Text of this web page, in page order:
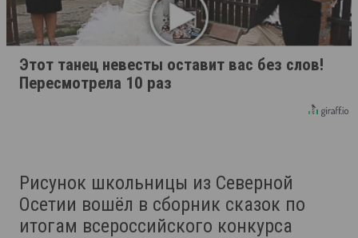
Этот танец невесты оставит вас без слов!
Пересмотрела 10 раз
Рисунок школьницы из Северной
Осетии вошёл в сборник сказок по
итогам всероссийского конкурса